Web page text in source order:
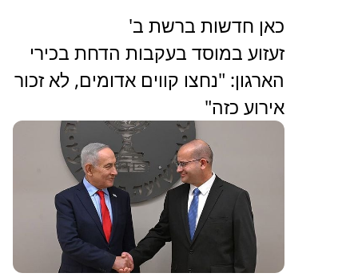
כאן חדשות ברשת ב'
זעזוע במוסד בעקבות הדחת בכירי
הארגון: "נחצו קווים אדומים, לא זכור
אירוע כזה"